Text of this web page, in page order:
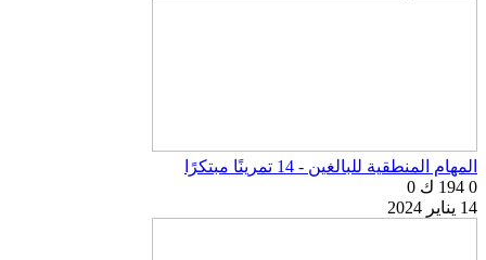
المهام المنطقية للبالغين - 14 تمرينًا مبتكرًا
0 194 ك
0
14 يناير 2024